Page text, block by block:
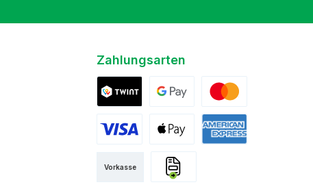
Zahlungsarten
Google PayMastercard
Vorkasse